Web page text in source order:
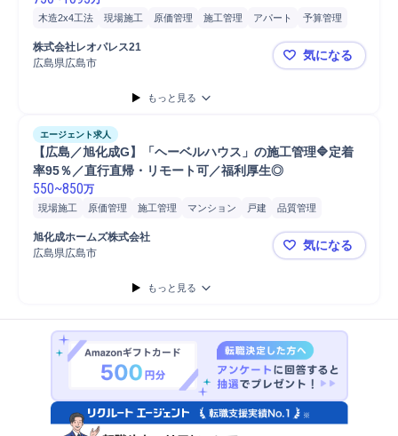
木造2x4工法 現場施工 原価管理 施工管理 アパート
予算管理
安全管理
木造在来工法
株式会社レオパレス21
広島県広島市
【広島】発
気になる
もっと見る
エージェント求人
【広島／旭化成G】「ヘーベルハウス」の施工管理🔷定着
率95％／直行直帰・リモート可／福利厚生◎
550~850万
現場施工 原価管理 施工管理 マンション 戸建
品質管理
予算管理
アパート 現場代理人
S造
施工管理技士
旭化成ホームズ株式会社
広島県広島市
【広島／旭
気になる
もっと見る